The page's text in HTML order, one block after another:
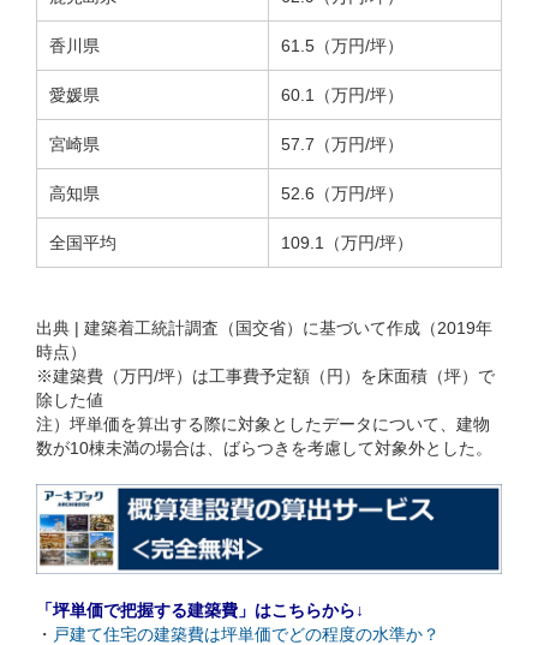
香川県 61.5（万円/坪）
愛媛県 60.1（万円/坪）
宮崎県 57.7（万円/坪）
高知県 52.6（万円/坪）
全国平均 109.1（万円/坪）
出典 | 建築着工統計調査（国交省）に基づいて作成（2019年
時点）
※建築費（万円/坪）は工事費予定額（円）を床面積（坪）で
除した値
注）坪単価を算出する際に対象としたデータについて、建物
数が10棟未満の場合は、ばらつきを考慮して対象外とした。
「坪単価で把握する建築費」はこちらから↓
・ 戸建て住宅の建築費は坪単価でどの程度の水準か？